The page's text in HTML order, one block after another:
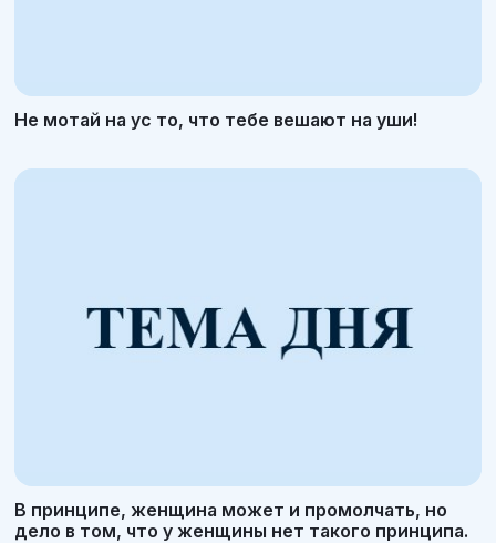
Не мотай на ус то, что тебе вешают на уши!
В принципе, женщина может и промолчать, но
дело в том, что у женщины нет такого принципа.